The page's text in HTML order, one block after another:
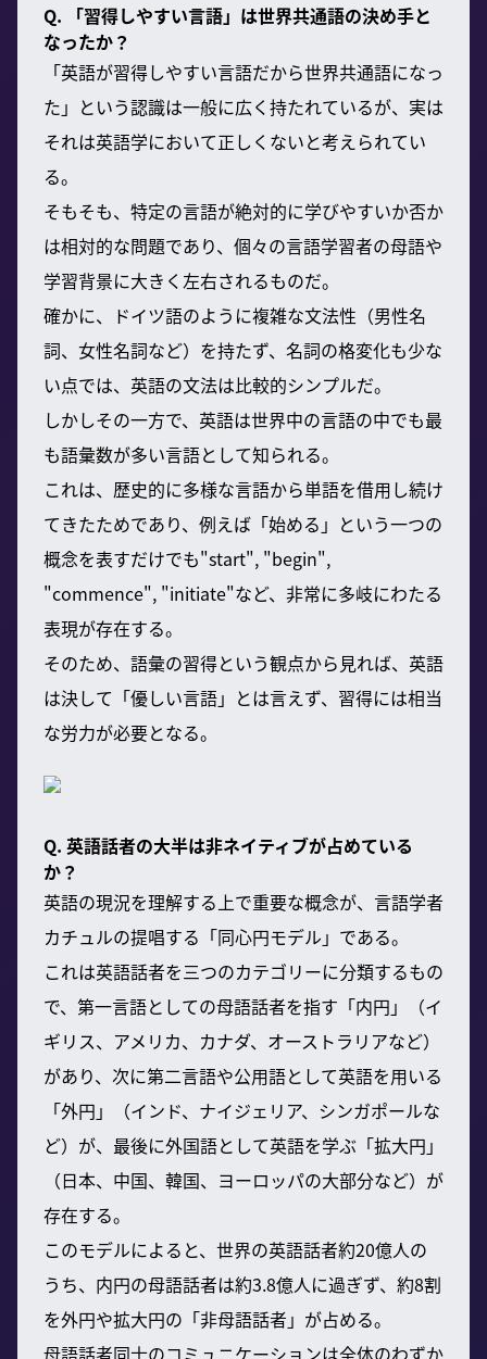
Q. 「習得しやすい言語」は世界共通語の決め手と
なったか？
「英語が習得しやすい言語だから世界共通語になっ
た」という認識は一般に広く持たれているが、実は
それは英語学において正しくないと考えられてい
る。
そもそも、特定の言語が絶対的に学びやすいか否か
は相対的な問題であり、個々の言語学習者の母語や
学習背景に大きく左右されるものだ。
確かに、ドイツ語のように複雑な文法性（男性名
詞、女性名詞など）を持たず、名詞の格変化も少な
い点では、英語の文法は比較的シンプルだ。
しかしその一方で、英語は世界中の言語の中でも最
も語彙数が多い言語として知られる。
これは、歴史的に多様な言語から単語を借用し続け
てきたためであり、例えば「始める」という一つの
概念を表すだけでも"start", "begin",
"commence", "initiate"など、非常に多岐にわたる
表現が存在する。
そのため、語彙の習得という観点から見れば、英語
は決して「優しい言語」とは言えず、習得には相当
な労力が必要となる。
Q. 英語話者の大半は非ネイティブが占めている
か？
英語の現況を理解する上で重要な概念が、言語学者
カチュルの提唱する「同心円モデル」である。
これは英語話者を三つのカテゴリーに分類するもの
で、第一言語としての母語話者を指す「内円」（イ
ギリス、アメリカ、カナダ、オーストラリアなど）
があり、次に第二言語や公用語として英語を用いる
「外円」（インド、ナイジェリア、シンガポールな
ど）が、最後に外国語として英語を学ぶ「拡大円」
（日本、中国、韓国、ヨーロッパの大部分など）が
存在する。
このモデルによると、世界の英語話者約20億人の
うち、内円の母語話者は約3.8億人に過ぎず、約8割
を外円や拡大円の「非母語話者」が占める。
母語話者同士のコミュニケーションは全体のわずか